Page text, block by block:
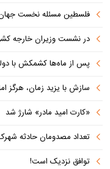
فلسطین مسئله نخست جهان
در نشست وزیران خارجه
پس از ماه‌ها کشمکش با
سازش با یزید زمان، هرگز
«کارت امید مادر» شارژ شد
تعداد مصدومان حادثه شهرک شمس
توافق نزدیک است!